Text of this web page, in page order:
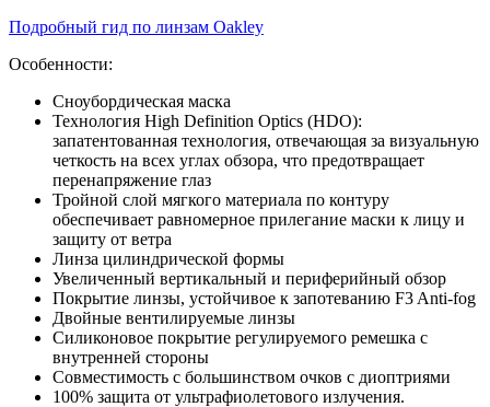
Подробный гид по линзам Oakley
Особенности:
Сноубордическая маска
Технология High Definition Optics (HDO):
запатентованная технология, отвечающая за визуальную
четкость на всех углах обзора, что предотвращает
перенапряжение глаз
Тройной слой мягкого материала по контуру
обеспечивает равномерное прилегание маски к лицу и
защиту от ветра
Линза цилиндрической формы
Увеличенный вертикальный и периферийный обзор
Покрытие линзы, устойчивое к запотеванию F3 Anti-fog
Двойные вентилируемые линзы
Силиконовое покрытие регулируемого ремешка с
внутренней стороны
Совместимость с большинством очков с диоптриями
100% защита от ультрафиолетового излучения.